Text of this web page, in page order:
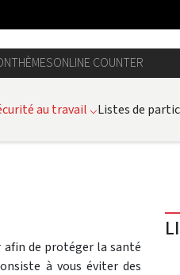
THÈMESONLINE COUNTER
au travail ⌵Listes de
de protéger la santé
à vous éviter des